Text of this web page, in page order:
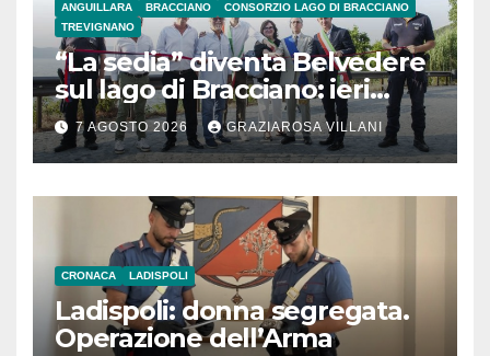
ANGUILLARA BRACCIANO
CONSORZIO LAGO DI BRACCIANO
TREVIGNANO
“La sedia” diventa Belvedere
sul lago di Bracciano: ieri
l’inaugurazione
7 AGOSTO 2026 GRAZIAROSA VILLANI
CRONACA LADISPOLI
Ladispoli: donna segregata.
Operazione dell’Arma